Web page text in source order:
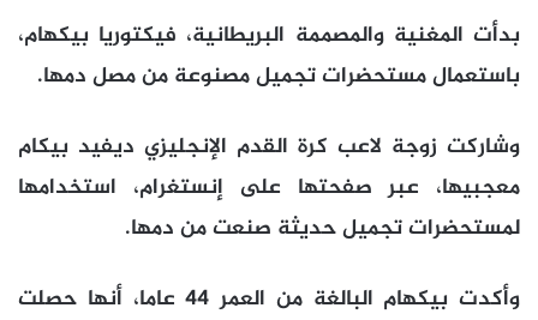
بدأت المغنية والمصممة البريطانية، فيكتوريا بيكهام،
باستعمال مستحضرات تجميل مصنوعة من مصل دمها.
وشاركت زوجة لاعب كرة القدم الإنجليزي ديفيد بيكام
معجبيها، عبر صفحتها على إنستغرام، استخدامها
لمستحضرات تجميل حديثة صنعت من دمها.
وأكدت بيكهام البالغة من العمر 44 عاما، أنها حصلت